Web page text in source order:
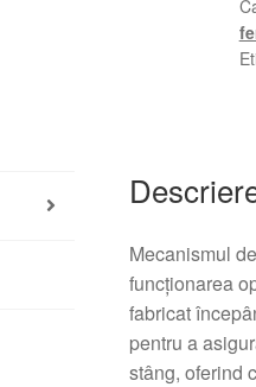
Mecanismul
funcționarea
fabricat
pentru a
stâng, oferind